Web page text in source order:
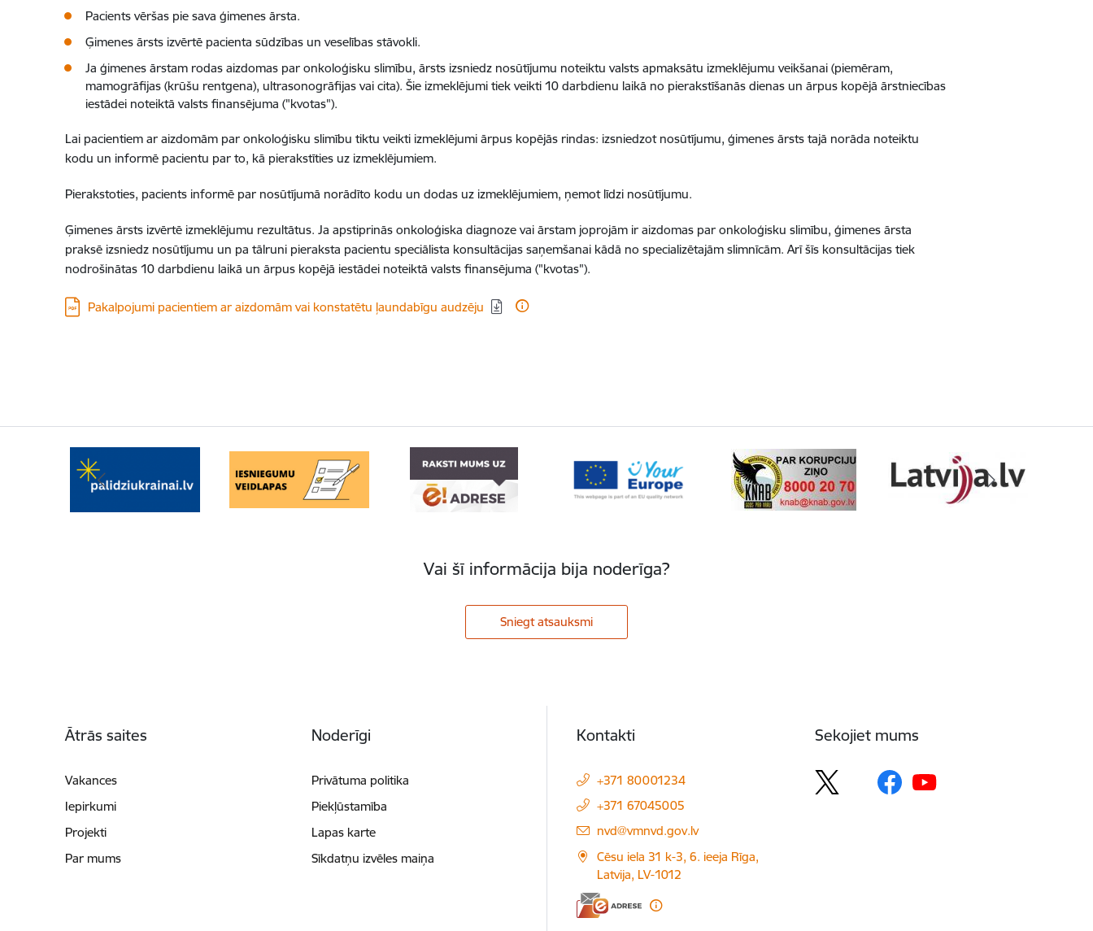
Pacients vēršas pie sava ģimenes ārsta.
Ģimenes ārsts izvērtē pacienta sūdzības un veselības stāvokli.
Ja ģimenes ārstam rodas aizdomas par onkoloģisku slimību, ārsts izsniedz nosūtījumu noteiktu valsts apmaksātu izmeklējumu veikšanai (piemēram,
mamogrāfijas (krūšu rentgena), ultrasonogrāfijas vai cita). Šie izmeklējumi tiek veikti 10 darbdienu laikā no pierakstīšanās dienas un ārpus kopējā ārstniecības
iestādei noteiktā valsts finansējuma ("kvotas").
Lai pacientiem ar aizdomām par onkoloģisku slimību tiktu veikti izmeklējumi ārpus kopējās rindas: izsniedzot nosūtījumu, ģimenes ārsts tajā norāda noteiktu
kodu un informē pacientu par to, kā pierakstīties uz izmeklējumiem.
Pierakstoties, pacients informē par nosūtījumā norādīto kodu un dodas uz izmeklējumiem, ņemot līdzi nosūtījumu.
Ģimenes ārsts izvērtē izmeklējumu rezultātus. Ja apstiprinās onkoloģiska diagnoze vai ārstam joprojām ir aizdomas par onkoloģisku slimību, ģimenes ārsta
praksē izsniedz nosūtījumu un pa tālruni pieraksta pacientu speciālista konsultācijas saņemšanai kādā no specializētajām slimnīcām. Arī šīs konsultācijas tiek
nodrošinātas 10 darbdienu laikā un ārpus kopējā iestādei noteiktā valsts finansējuma ("kvotas").
Lejupielādēt:
Pakalpojumi pacientiem ar aizdomām vai konstatētu ļaundabīgu audzēju
Vai šī informācija bija noderīga?
Sniegt atsauksmi
Ātrās saites
Vakances
Iepirkumi
Projekti
Par mums
Noderīgi
Privātuma politika
Piekļūstamība
Lapas karte
Sīkdatņu izvēles maiņa
Kontakti
+371 80001234
+371 67045005
E-pasts:
nvd@vmnvd.gov.lv
Cēsu iela 31 k-3, 6. ieeja Rīga,
Latvija, LV-1012
Sekojiet mums